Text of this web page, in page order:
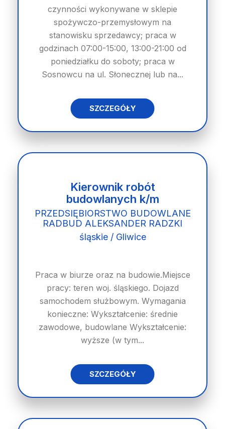
czynności wykonywane w sklepie
spożywczo-przemysłowym na
stanowisku sprzedawcy; praca w
godzinach 07:00-15:00, 13:00-21:00 od
poniedziałku do soboty; praca w
Sosnowcu na ul. Słonecznej lub na...
SZCZEGÓŁY
Kierownik robót
budowlanych k/m
PRZEDSIĘBIORSTWO BUDOWLANE
RADBUD ALEKSANDER RADZKI
śląskie / Gliwice
Praca w biurze oraz na budowie.Miejsce
pracy: teren woj. śląskiego. Dojazd
samochodem służbowym. Wymagania
konieczne: Wykształcenie: średnie
zawodowe, budowlane Wykształcenie:
wyższe (w tym...
SZCZEGÓŁY